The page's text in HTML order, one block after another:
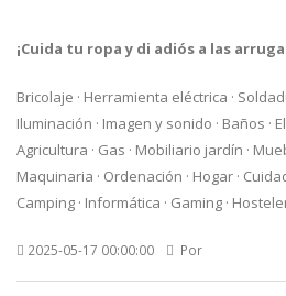
¡Cuida tu ropa y di adiós a las
Bricolaje · Herramienta eléctrica ·
Iluminación · Imagen y sonido · Baños ·
Agricultura · Gas · Mobiliario jardín ·
Maquinaria · Ordenación · Hogar ·
Camping · Informática · Gaming ·
2025-05-17 00:00:00 Por